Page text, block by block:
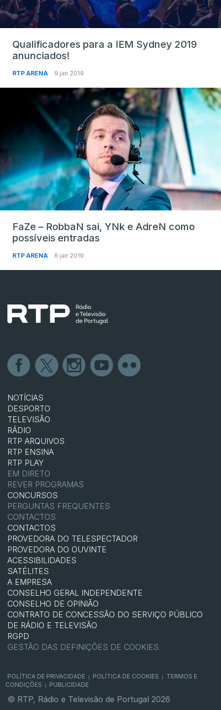
Qualificadores para a IEM Sydney 2019
anunciados!
RTP ARENA 9 jan 2019
FaZe – RobbaN sai, YNk e AdreN como
possíveis entradas
RTP ARENA 6 jan 2019
NOTÍCIAS
DESPORTO
TELEVISÃO
RÁDIO
RTP ARQUIVOS
RTP ENSINA
RTP PLAY
EM DIRETO
REVER PROGRAMAS
CONCURSOS
PERGUNTAS FREQUENTES
CONTACTOS
CONTACTOS
PROVEDORA DO TELESPECTADOR
PROVEDORA DO OUVINTE
ACESSIBILIDADES
SATÉLITES
A EMPRESA
CONSELHO GERAL INDEPENDENTE
CONSELHO DE OPINIÃO
CONTRATO DE CONCESSÃO DO SERVIÇO PÚBLICO
DE RÁDIO E TELEVISÃO
RGPD
GESTÃO DAS DEFINIÇÕES DE COOKIES
POLÍTICA DE PRIVACIDADE | POLÍTICA DE COOKIES |
TERMOS E
CONDIÇÕES
| PUBLICIDADE
© RTP, Rádio e Televisão de Portugal 2026